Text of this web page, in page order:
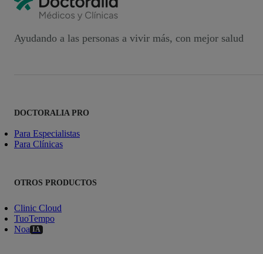
Ayudando a las personas a vivir más, con mejor salud
DOCTORALIA PRO
Para Especialistas
Para Clínicas
OTROS PRODUCTOS
Clinic Cloud
TuoTempo
Noa IA